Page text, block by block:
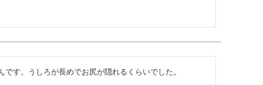
です。うしろが長めでお尻が隠れるくらいでした。